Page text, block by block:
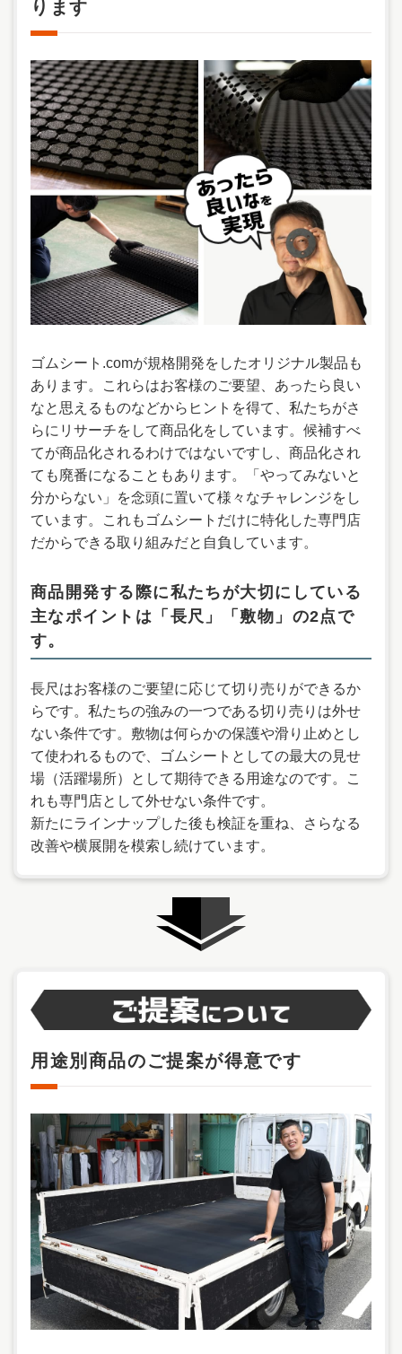
ります
ゴムシート.comが規格開発をしたオリジナル製品も
あります。これらはお客様のご要望、あったら良い
なと思えるものなどからヒントを得て、私たちがさ
らにリサーチをして商品化をしています。候補すべ
てが商品化されるわけではないですし、商品化され
ても廃番になることもあります。「やってみないと
分からない」を念頭に置いて様々なチャレンジをし
ています。これもゴムシートだけに特化した専門店
だからできる取り組みだと自負しています。
商品開発する際に私たちが大切にしている
主なポイントは「長尺」「敷物」の2点で
す。
長尺はお客様のご要望に応じて切り売りができるか
らです。私たちの強みの一つである切り売りは外せ
ない条件です。敷物は何らかの保護や滑り止めとし
て使われるもので、ゴムシートとしての最大の見せ
場（活躍場所）として期待できる用途なのです。こ
れも専門店として外せない条件です。
新たにラインナップした後も検証を重ね、さらなる
改善や横展開を模索し続けています。
用途別商品のご提案が得意です